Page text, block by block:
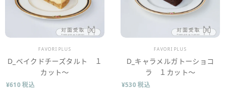
販売業者
FAVORI PLUS
D_ベイクドチーズタルト １
カット～
¥610 税込
販売業者
FAVORI PLUS
D_キャラメルガトーショコ
ラ １カット～
¥530 税込